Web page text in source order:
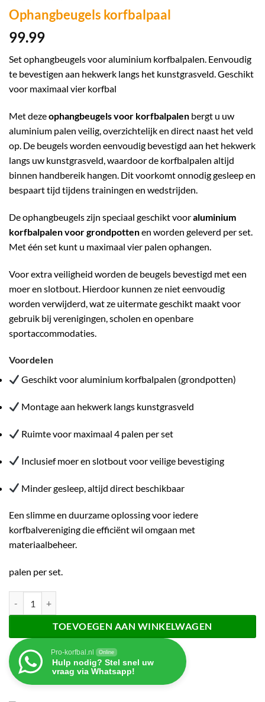
Ophangbeugels korfbalpaal
99.99
Set ophangbeugels voor aluminium korfbalpalen. Eenvoudig
te bevestigen aan hekwerk langs het kunstgrasveld. Geschikt
voor maximaal vier korfbal
Met dezeophangbeugels voor korfbalpalen bergt u uw
aluminium palen veilig, overzichtelijk en direct naast het veld
op. De beugels worden eenvoudig bevestigd aan het hekwerk
langs uw kunstgrasveld, waardoor de korfbalpalen altijd
binnen handbereik hangen. Dit voorkomt onnodig gesleep en
bespaart tijd tijdens trainingen en wedstrijden.
De ophangbeugels zijn speciaal geschikt vooraluminium
korfbalpalen voor grondpottenen worden geleverd per set.
Met één set kunt u maximaal vier palen ophangen.
Voor extra veiligheid worden de beugels bevestigd met een
moer en slotbout. Hierdoor kunnen ze niet eenvoudig
worden verwijderd, wat ze uitermate geschikt maakt voor
gebruik bij verenigingen, scholen en openbare
sportaccommodaties.
Voordelen
Geschikt voor aluminium korfbalpalen (grondpotten)
Montage aan hekwerk langs kunstgrasveld
Ruimte voor maximaal 4 palen per set
Inclusief moer en slotbout voor veilige bevestiging
Minder gesleep, altijd direct beschikbaar
Een slimme en duurzame oplossing voor iedere
korfbalvereniging die efficiënt wil omgaan met
materiaalbeheer.
palen per set.
TOEVOEGEN AAN WINKELWAGEN
Pro-korfbal.nl Online
Hulp nodig? Stel snel uw
vraag via Whatsapp!